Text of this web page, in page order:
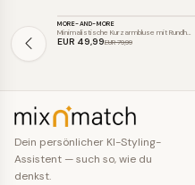
SALE
MORE-AND-MORE
Minimalistische Kurzarmbluse mit Rundha…
EUR 49,99EUR 79,99
Dein persönlicher KI-Styling-
Assistent — such so, wie du
denkst.